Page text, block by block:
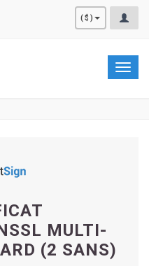
($)
MULTI-
(2 SANS)